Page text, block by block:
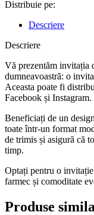
Distribuie pe:
Descriere
Descriere
Vă prezentăm invitația
dumneavoastră: o
Aceasta poate fi
Facebook și Instagram.
Beneficiați de un
toate într-un format
de trimis și asigură că
timp.
Optați pentru o
farmec și comoditate
Produse